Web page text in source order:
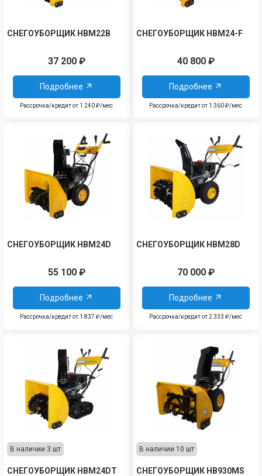
СНЕГОУБОРЩИК HBM22B
37 200₽
Подробнее
Рассрочка/кредит от 1 240 ₽/мес
СНЕГОУБОРЩИК HBM24-F
40 800₽
Подробнее
Рассрочка/кредит от 1 360 ₽/мес
СНЕГОУБОРЩИК HBM24D
55 100₽
Подробнее
Рассрочка/кредит от 1 837 ₽/мес
СНЕГОУБОРЩИК HBM28D
70 000₽
Подробнее
Рассрочка/кредит от 2 333 ₽/мес
В наличии 3 шт
СНЕГОУБОРЩИК HBM24DT
В наличии 10 шт
СНЕГОУБОРЩИК HB930MS